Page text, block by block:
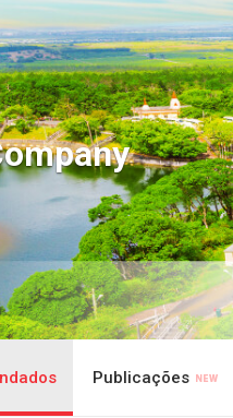
Publicações